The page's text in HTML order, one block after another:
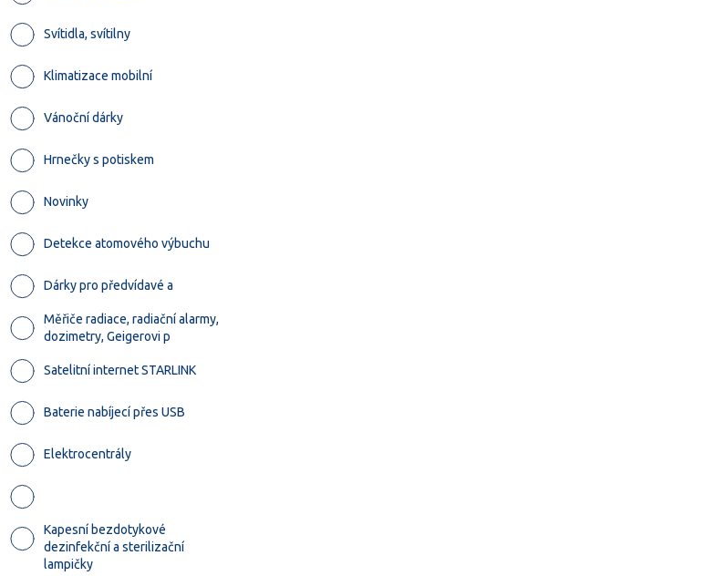
Svítidla, svítilny
Klimatizace mobilní
Vánoční dárky
Hrnečky s potiskem
Novinky
Detekce atomového výbuchu
Dárky pro předvídavé a
Měřiče radiace, radiační alarmy,
dozimetry, Geigerovi p
Satelitní internet STARLINK
Baterie nabíjecí přes USB
Elektrocentrály
Kapesní bezdotykové
dezinfekční a sterilizační
lampičky